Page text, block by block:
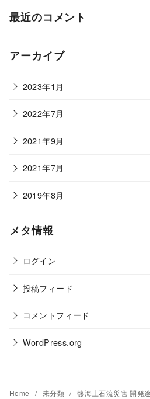
最近のコメント
アーカイブ
2023年1月
2022年7月
2021年9月
2021年7月
2019年8月
メタ情報
ログイン
投稿フィード
コメントフィード
WordPress.org
Home 未分類 熱海土石流災害 開発途